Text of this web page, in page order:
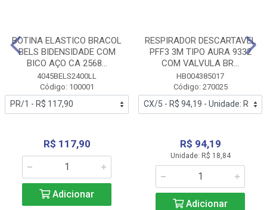
BOTINA ELASTICO BRACOL
BELS BIDENSIDADE COM
BICO AÇO CA 2568...
4045BELS2400LL
Código: 100001
R$ 117,90
Adicionar
RESPIRADOR DESCARTAVEL
PFF3 3M TIPO AURA 9332
COM VALVULA BR...
HB004385017
Código: 270025
R$ 94,19
Unidade: R$ 18,84
Adicionar